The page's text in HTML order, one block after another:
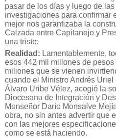
pasar de los días y luego de
investigaciones para confirmar
mejor nos garantizaba la
Calzada entre Capitanejo y
una triste:
Realidad: Lamentablemente,
esos 442 mil millones de
millones que se vienen
cuando el Ministro Andrés
Álvaro Uribe Vélez, acogió la
Diocesana de Integración y
Monseñor Darío Monsalve
obra, no sin antes advertir que
con las mejores
como se está haciendo.